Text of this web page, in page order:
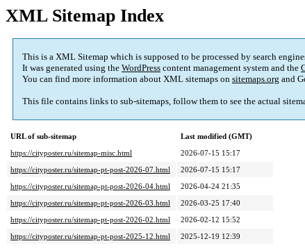
XML Sitemap Index
This is a XML Sitemap which is supposed to be processed by search
It was generated using the WordPress content management system and the
You can find more information about XML sitemaps on sitemaps.org and
This file contains links to sub-sitemaps, follow them to see the actual
URL of sub-sitemap
Last modified (GMT)
https://cityposter.ru/sitemap-misc.html
2026-07-15 15:17
https://cityposter.ru/sitemap-pt-post-2026-07.html
2026-07-15 15:17
https://cityposter.ru/sitemap-pt-post-2026-04.html
2026-04-24 21:35
https://cityposter.ru/sitemap-pt-post-2026-03.html
2026-03-25 17:40
https://cityposter.ru/sitemap-pt-post-2026-02.html
2026-02-12 15:52
https://cityposter.ru/sitemap-pt-post-2025-12.html
2025-12-19 12:39